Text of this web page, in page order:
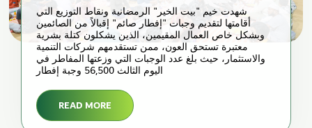
شهدت خيم "بيت الخير" الرمضانية ونقاط التوزيع التي
أقامتها لتقديم وجبات "إفطار صائم" إقبالاً من الصائمين
وبشكل خاص العمال المقيمين، الذين يشكلون كتلة بشرية
معتبرة تستحق العون، ممن تستقدمهم شركات التنمية
والاستثمار، حيث بلغ عدد الوجبات التي وزعتها المفاطر في
اليوم الثالث 56,500 وجبة إفطار
READ MORE